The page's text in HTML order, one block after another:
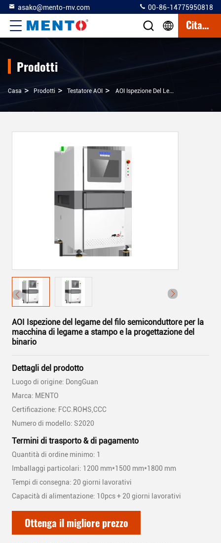
asako@mento-mv.com 00-86-14775950818
Citazione
Prodotti
Casa > Prodotti > Testatore AOI > AOI Ispezione Del Legame Del Filo Semiconduttore Per La Macchina Di Legame A Stampo E La Progettazione Del Binario
AOI Ispezione del legame del filo semiconduttore per la
macchina di legame a stampo e la progettazione del
binario
Dettagli del prodotto
Luogo di origine: DongGuan
Marca: MENTO
Certificazione: FCC.ROHS,CCC
Numero di modello: S2020
Termini di trasporto & di pagamento
Quantità di ordine minimo: 1
Imballaggi particolari: 1200 mm*1500 mm*1800 mm
Tempi di consegna: 20 giorni lavorativi
Capacità di alimentazione: 10pcs + 20 giorni lavorativi
Ottenga il migliore prezzo